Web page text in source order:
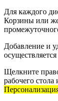
Для каждого
Корзины или же
Добавление и
Щелкните
рабочего